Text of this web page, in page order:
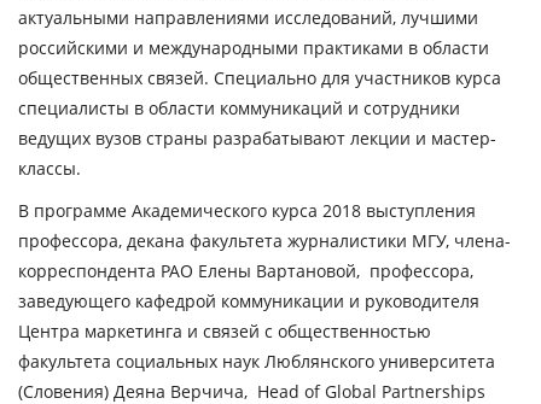
актуальными направлениями исследований, лучшими
российскими и международными практиками в области
общественных связей. Специально для участников курса
специалисты в области коммуникаций и сотрудники
ведущих вузов страны разрабатывают лекции и мастер-
классы.
В программе Академического курса 2018 выступления
профессора, декана факультета журналистики МГУ, члена-
корреспондента РАО Елены Вартановой, профессора,
заведующего кафедрой коммуникации и руководителя
Центра маркетинга и связей с общественностью
факультета социальных наук Люблянского университета
(Словения) Деяна Верчича, Head of Global Partnerships